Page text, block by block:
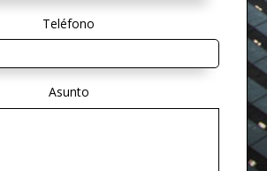
Teléfono
Asunto